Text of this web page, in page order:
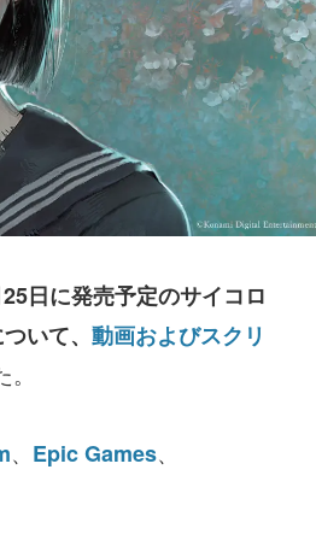
日に発売予定のサイコロ
いて、 動画およびスクリ
、 Epic Games、